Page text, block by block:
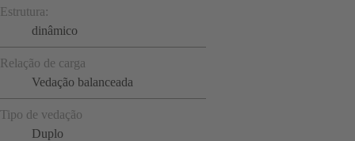
Estrutura:
dinâmico
Relação de carga
Vedação balanceada
Tipo de vedação
Duplo